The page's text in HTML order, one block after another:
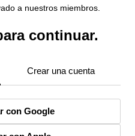
a nuestros miembros.
continuar.
Crear una cuenta
con Google